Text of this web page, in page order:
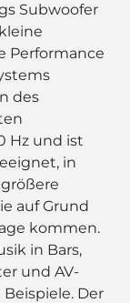
Subwoofer
Performance
des
Hz und ist
in
auf Grund
kommen.
in Bars,
und AV-
Der